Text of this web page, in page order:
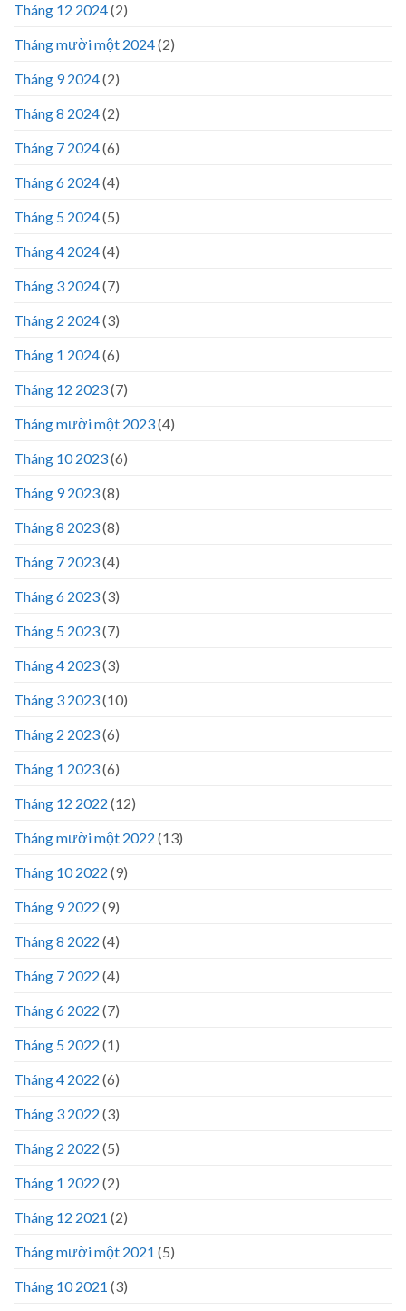
Tháng 12 2024(2)
Tháng mười một 2024(2)
Tháng 9 2024(2)
Tháng 8 2024(2)
Tháng 7 2024(6)
Tháng 6 2024(4)
Tháng 5 2024(5)
Tháng 4 2024(4)
Tháng 3 2024(7)
Tháng 2 2024(3)
Tháng 1 2024(6)
Tháng 12 2023(7)
Tháng mười một 2023(4)
Tháng 10 2023(6)
Tháng 9 2023(8)
Tháng 8 2023(8)
Tháng 7 2023(4)
Tháng 6 2023(3)
Tháng 5 2023(7)
Tháng 4 2023(3)
Tháng 3 2023(10)
Tháng 2 2023(6)
Tháng 1 2023(6)
Tháng 12 2022 (12)
Tháng mười một 2022 (13)
Tháng 10 2022 (9)
Tháng 9 2022 (9)
Tháng 8 2022 (4)
Tháng 7 2022 (4)
Tháng 6 2022 (7)
Tháng 5 2022 (1)
Tháng 4 2022 (6)
Tháng 3 2022 (3)
Tháng 2 2022 (5)
Tháng 1 2022 (2)
Tháng 12 2021 (2)
Tháng mười một 2021 (5)
Tháng 10 2021 (3)